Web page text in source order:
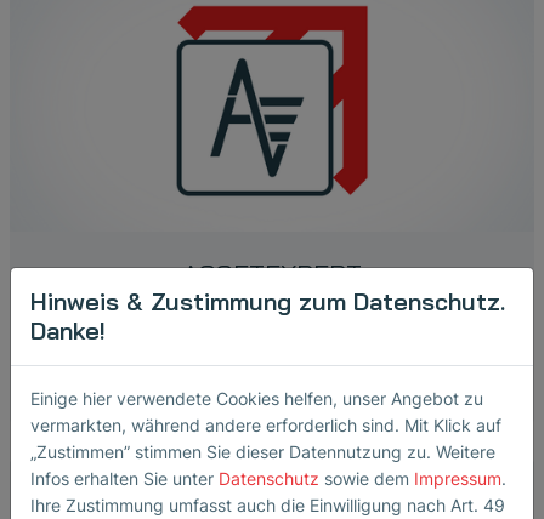
ASSETEXPERT
App für die routenbasierte Datenerfassung und Vor-Ort-
Hinweis & Zustimmung zum Datenschutz.
Danke!
Einige hier verwendete Cookies helfen, unser Angebot zu
vermarkten, während andere erforderlich sind. Mit Klick auf
„Zustimmen” stimmen Sie dieser Datennutzung zu. Weitere
Infos erhalten Sie unter Datenschutz sowie dem Impressum.
Ihre Zustimmung umfasst auch die Einwilligung nach Art. 49